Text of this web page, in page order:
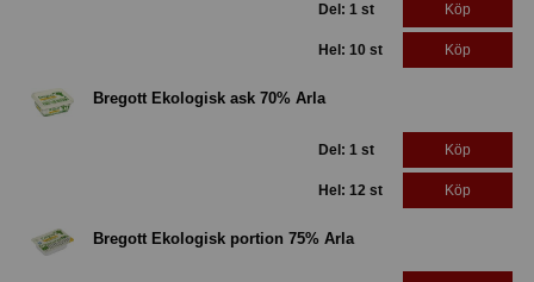
Del: 1 st Köp
Hel: 10 st Köp
Bregott Ekologisk ask 70% Arla
Del: 1 st Köp
Hel: 12 st Köp
Bregott Ekologisk portion 75% Arla